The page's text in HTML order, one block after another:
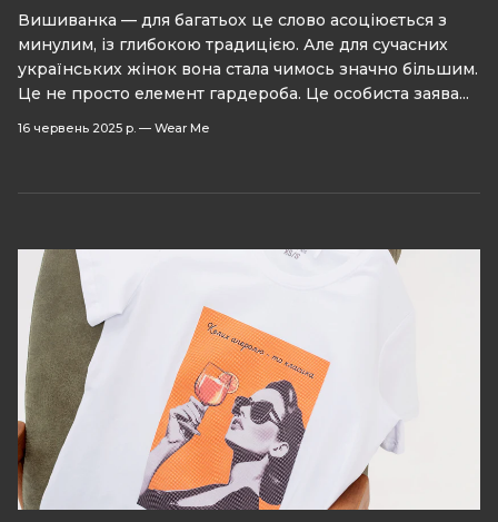
Вишиванка — для багатьох це слово асоціюється з
минулим, із глибокою традицією. Але для сучасних
українських жінок вона стала чимось значно більшим.
Це не просто елемент гардероба. Це особиста заява...
16 червень 2025 р. — Wear Me